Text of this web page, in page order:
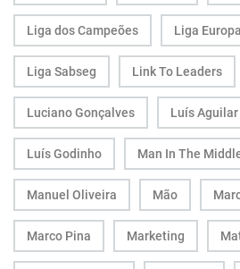
Liga dos Campeões Liga Europa
Liga Sabseg Link To Leaders
Luciano Gonçalves Luís Aguilar
Luís Godinho Man In The
Manuel Oliveira Mão
Marco Pina Marketing